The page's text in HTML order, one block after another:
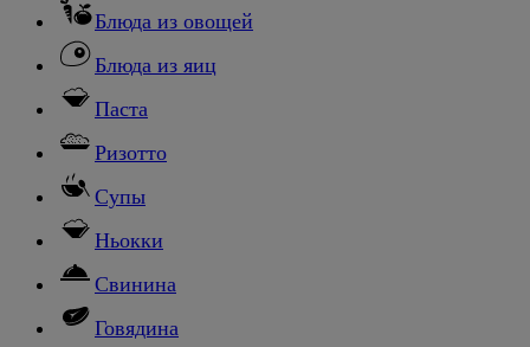
Блюда из овощей
Блюда из яиц
Паста
Ризотто
Супы
Ньокки
Свинина
Говядина